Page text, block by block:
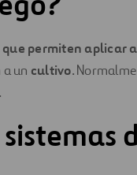
permiten aplicar
un cultivo.
.